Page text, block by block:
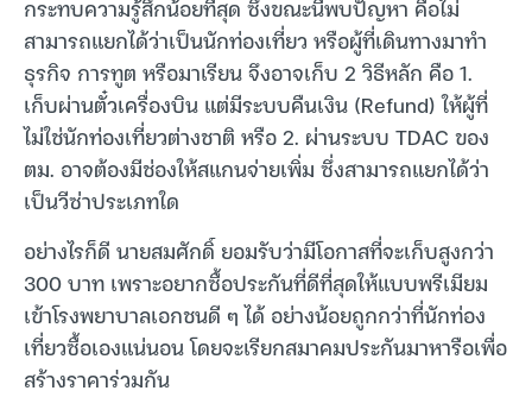
กระทบความรู้สึกน้อยที่สุด ซึ่งขณะนี้พบปัญหา คือไม่
สามารถแยกได้ว่าเป็นนักท่องเที่ยว หรือผู้ที่เดินทางมาทำ
ธุรกิจ การทูต หรือมาเรียน จึงอาจเก็บ 2 วิธีหลัก คือ 1.
เก็บผ่านตั๋วเครื่องบิน แต่มีระบบคืนเงิน (Refund) ให้ผู้ที่
ไม่ใช่นักท่องเที่ยวต่างชาติ หรือ 2. ผ่านระบบ TDAC ของ
ตม. อาจต้องมีช่องให้สแกนจ่ายเพิ่ม ซึ่งสามารถแยกได้ว่า
เป็นวีซ่าประเภทใด
อย่างไรก็ดี นายสมศักดิ์ ยอมรับว่ามีโอกาสที่จะเก็บสูงกว่า
300 บาท เพราะอยากซื้อประกันที่ดีที่สุดให้แบบพรีเมียม
เข้าโรงพยาบาลเอกชนดี ๆ ได้ อย่างน้อยถูกกว่าที่นักท่อง
เที่ยวซื้อเองแน่นอน โดยจะเรียกสมาคมประกันมาหารือเพื่อ
สร้างราคาร่วมกัน